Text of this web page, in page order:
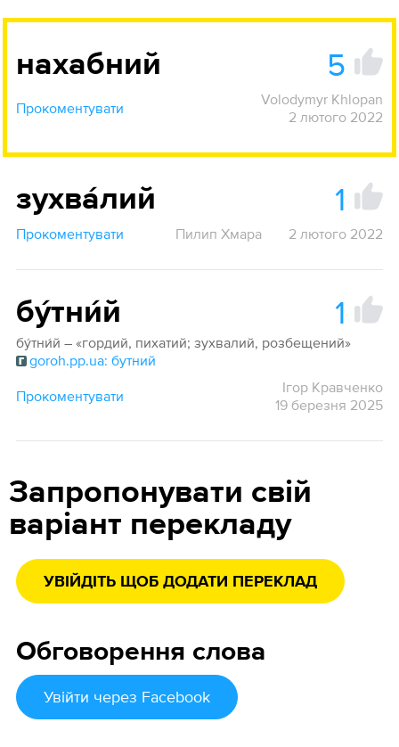
нахабний 5
Прокоментувати
Volodymyr Khlopan
2 лютого 2022
зухва́лий 1
Прокоментувати Пилип Хмара 2 лютого 2022
бу́тни́й 1
бу́тни́й – «гордий, пихатий; зухвалий, розбещений»
goroh.pp.ua: бутний
Прокоментувати
Ігор Кравченко
19 березня 2025
Запропонувати свій
варіант перекладу
УВІЙДІТЬ ЩОБ ДОДАТИ ПЕРЕКЛАД
Обговорення слова
Увійти через Facebook